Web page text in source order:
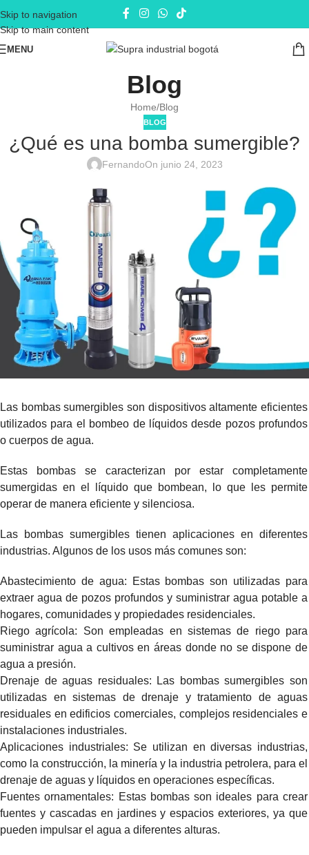
Skip to navigation
Skip to main content
MENU
Blog
Home Blog
BLOG
¿Qué es una bomba sumergible?
FernandoOn junio 24, 2023
Las bombas sumergibles son dispositivos altamente eficientes
utilizados para el bombeo de líquidos desde pozos profundos
o cuerpos de agua.
Estas bombas se caracterizan por estar completamente
sumergidas en el líquido que bombean, lo que les permite
operar de manera eficiente y silenciosa.
Las bombas sumergibles tienen aplicaciones en diferentes
industrias. Algunos de los usos más comunes son:
Abastecimiento de agua: Estas bombas son utilizadas para
extraer agua de pozos profundos y suministrar agua potable a
hogares, comunidades y propiedades residenciales.
Riego agrícola: Son empleadas en sistemas de riego para
suministrar agua a cultivos en áreas donde no se dispone de
agua a presión.
Drenaje de aguas residuales: Las bombas sumergibles son
utilizadas en sistemas de drenaje y tratamiento de aguas
residuales en edificios comerciales, complejos residenciales e
instalaciones industriales.
Aplicaciones industriales: Se utilizan en diversas industrias,
como la construcción, la minería y la industria petrolera, para el
drenaje de aguas y líquidos en operaciones específicas.
Fuentes ornamentales: Estas bombas son ideales para crear
fuentes y cascadas en jardines y espacios exteriores, ya que
pueden impulsar el agua a diferentes alturas.